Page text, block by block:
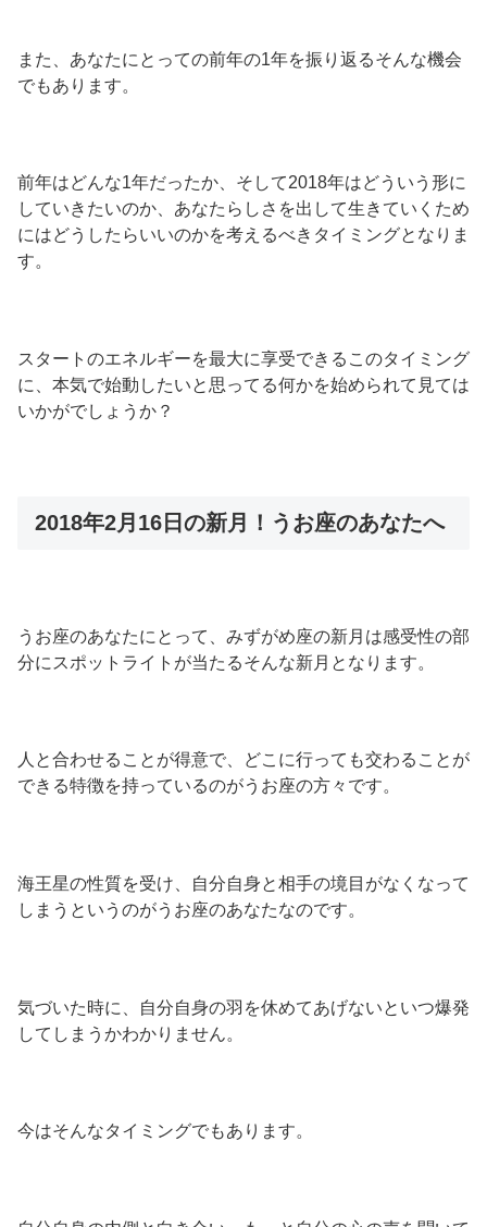
また、あなたにとっての前年の1年を振り返るそんな機会
でもあります。
前年はどんな1年だったか、そして2018年はどういう形に
していきたいのか、あなたらしさを出して生きていくため
にはどうしたらいいのかを考えるべきタイミングとなりま
す。
スタートのエネルギーを最大に享受できるこのタイミング
に、本気で始動したいと思ってる何かを始められて見ては
いかがでしょうか？
2018年2月16日の新月！うお座のあなたへ
うお座のあなたにとって、みずがめ座の新月は感受性の部
分にスポットライトが当たるそんな新月となります。
人と合わせることが得意で、どこに行っても交わることが
できる特徴を持っているのがうお座の方々です。
海王星の性質を受け、自分自身と相手の境目がなくなって
しまうというのがうお座のあなたなのです。
気づいた時に、自分自身の羽を休めてあげないといつ爆発
してしまうかわかりません。
今はそんなタイミングでもあります。